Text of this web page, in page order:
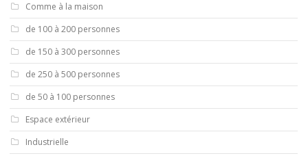
Comme à la maison
de 100 à 200 personnes
de 150 à 300 personnes
de 250 à 500 personnes
de 50 à 100 personnes
Espace extérieur
Industrielle